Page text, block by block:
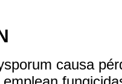
causa